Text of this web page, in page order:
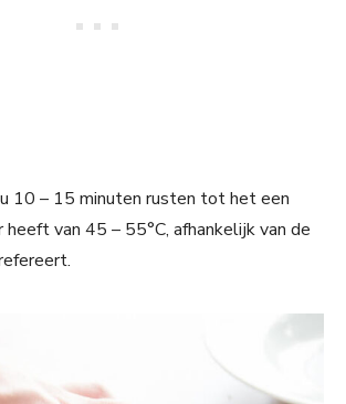
10 – 15 minuten rusten tot het een
van 45 – 55°C, afhankelijk van de